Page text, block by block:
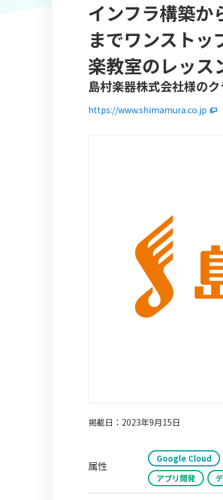
インフラ構築か
までワンスト
楽教室のレッス
島村楽器株式会社様の
https://www.shimamura.co.jp
掲載日：2023年9月15日
属性 Google Cloud
アプリ開発